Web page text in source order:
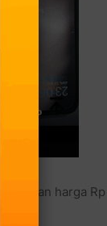
dengan harga Rp